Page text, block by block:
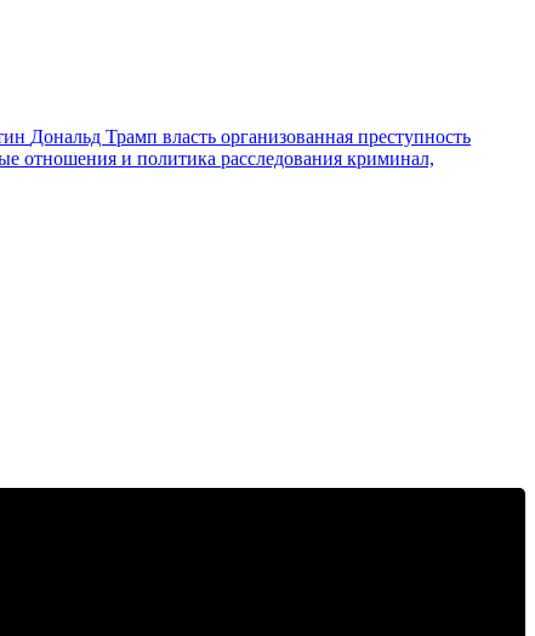
Дональд Трамп власть организованная преступность
отношения и политика расследования криминал,